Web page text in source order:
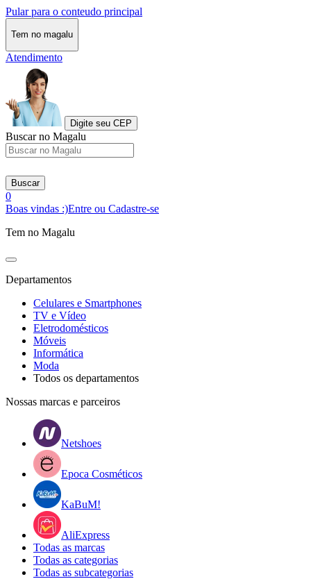
Pular para o conteudo principal
Tem no magalu
Atendimento
Digite seu CEP
Buscar no Magalu
Buscar
0
Boas vindas :)Entre ou Cadastre-se
Tem no Magalu
Departamentos
Celulares e Smartphones
TV e Vídeo
Eletrodomésticos
Móveis
Informática
Moda
Todos os departamentos
Nossas marcas e parceiros
Netshoes
Epoca Cosméticos
KaBuM!
AliExpress
Todas as marcas
Todas as categorias
Todas as subcategorias